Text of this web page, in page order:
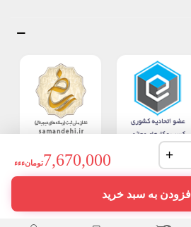
+
7,670,000تومانءءء
افزودن به سبد خرید